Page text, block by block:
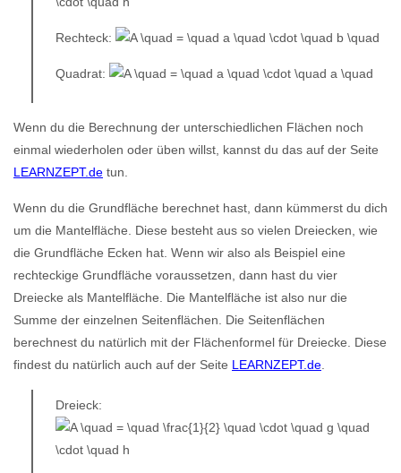
Rechteck:
Quadrat:
Wenn du die Berechnung der unterschiedlichen Flächen noch
einmal wiederholen oder üben willst, kannst du das auf der Seite
LEARNZEPT.de tun.
Wenn du die Grundfläche berechnet hast, dann kümmerst du dich
um die Mantelfläche. Diese besteht aus so vielen Dreiecken, wie
die Grundfläche Ecken hat. Wenn wir also als Beispiel eine
rechteckige Grundfläche voraussetzen, dann hast du vier
Dreiecke als Mantelfläche. Die Mantelfläche ist also nur die
Summe der einzelnen Seitenflächen. Die Seitenflächen
berechnest du natürlich mit der Flächenformel für Dreiecke. Diese
findest du natürlich auch auf der Seite LEARNZEPT.de
Dreieck: